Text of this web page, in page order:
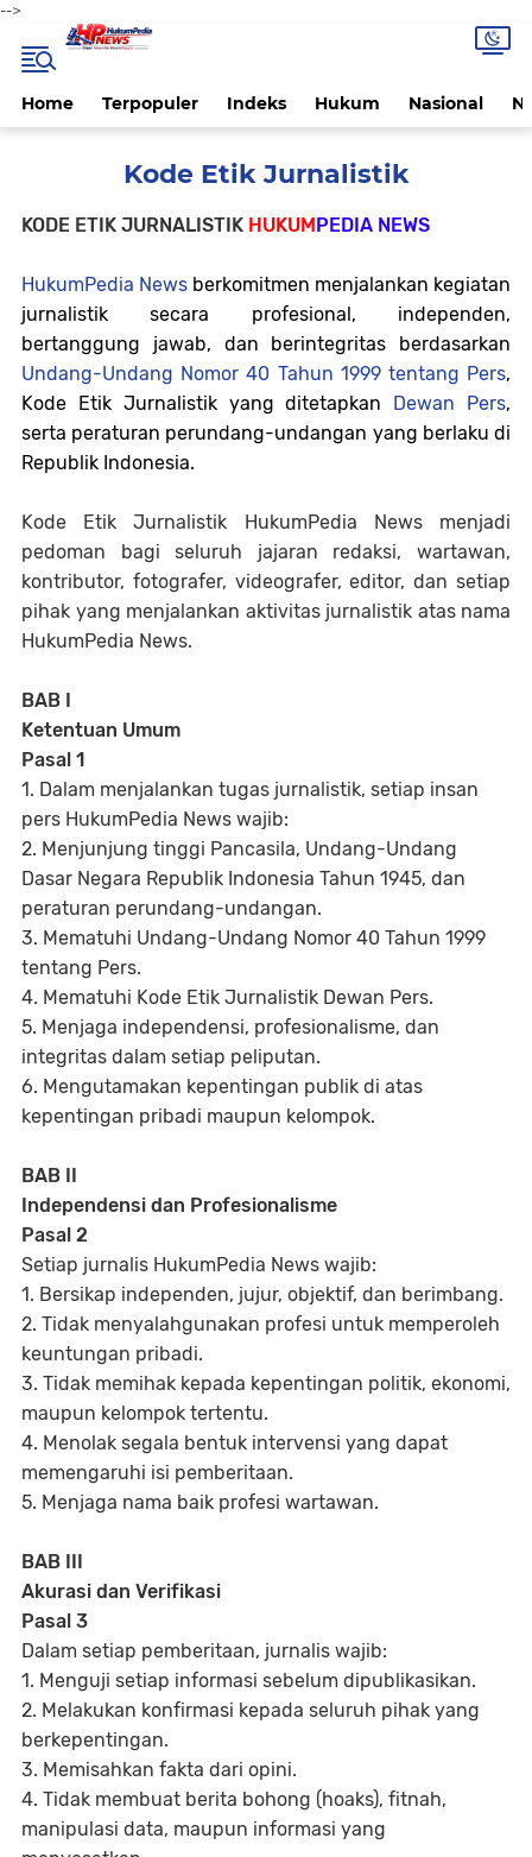
-->
Home Terpopuler Indeks Hukum Nasional
Kode Etik Jurnalistik
KODE ETIK JURNALISTIK HUKUMPEDIA NEWS
HukumPedia News berkomitmen menjalankan kegiatan
jurnalistik secara profesional, independen,
bertanggung jawab, dan berintegritas berdasarkan
Undang-Undang Nomor 40 Tahun 1999 tentang Pers,
Kode Etik Jurnalistik yang ditetapkan Dewan Pers,
serta peraturan perundang-undangan yang berlaku di
Republik Indonesia.
Kode Etik Jurnalistik HukumPedia News menjadi
pedoman bagi seluruh jajaran redaksi, wartawan,
kontributor, fotografer, videografer, editor, dan setiap
pihak yang menjalankan aktivitas jurnalistik atas nama
HukumPedia News.
BAB I
Ketentuan Umum
Pasal 1
1. Dalam menjalankan tugas jurnalistik, setiap insan
pers HukumPedia News wajib:
2. Menjunjung tinggi Pancasila, Undang-Undang
Dasar Negara Republik Indonesia Tahun 1945, dan
peraturan perundang-undangan.
3. Mematuhi Undang-Undang Nomor 40 Tahun 1999
tentang Pers.
4. Mematuhi Kode Etik Jurnalistik Dewan Pers.
5. Menjaga independensi, profesionalisme, dan
integritas dalam setiap peliputan.
6. Mengutamakan kepentingan publik di atas
kepentingan pribadi maupun kelompok.
BAB II
Independensi dan Profesionalisme
Pasal 2
Setiap jurnalis HukumPedia News wajib:
1. Bersikap independen, jujur, objektif, dan berimbang.
2. Tidak menyalahgunakan profesi untuk memperoleh
keuntungan pribadi.
3. Tidak memihak kepada kepentingan politik, ekonomi,
maupun kelompok tertentu.
4. Menolak segala bentuk intervensi yang dapat
memengaruhi isi pemberitaan.
5. Menjaga nama baik profesi wartawan.
BAB III
Akurasi dan Verifikasi
Pasal 3
Dalam setiap pemberitaan, jurnalis wajib:
1. Menguji setiap informasi sebelum dipublikasikan.
2. Melakukan konfirmasi kepada seluruh pihak yang
berkepentingan.
3. Memisahkan fakta dari opini.
4. Tidak membuat berita bohong (hoaks), fitnah,
manipulasi data, maupun informasi yang